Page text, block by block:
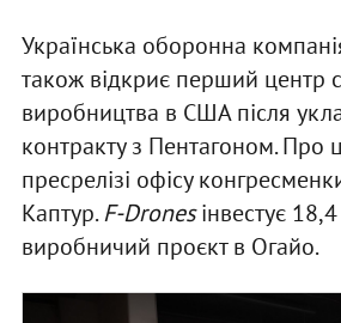
Українська оборонна
також відкриє перший центр
виробництва в США після
контракту з Пентагоном. Про
пресрелізі офісу
Каптур.F-Dronesінвестує
виробничий проєкт в Огайо.